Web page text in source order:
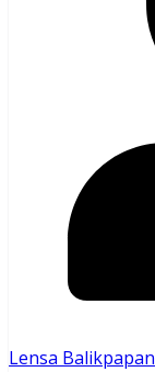
Lensa Balikpapan